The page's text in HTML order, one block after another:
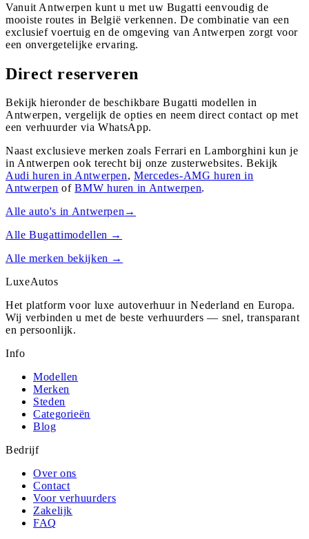
Vanuit Antwerpen kunt u met uw Bugatti eenvoudig de
mooiste routes in België verkennen. De combinatie van een
exclusief voertuig en de omgeving van Antwerpen zorgt voor
een onvergetelijke ervaring.
Direct reserveren
Bekijk hieronder de beschikbare Bugatti modellen in
Antwerpen, vergelijk de opties en neem direct contact op met
een verhuurder via WhatsApp.
Naast exclusieve merken zoals Ferrari en Lamborghini kun je
in Antwerpen ook terecht bij onze zusterwebsites. Bekijk
Audi huren in Antwerpen,Mercedes-AMG huren in
Antwerpen ofBMW huren in Antwerpen.
Alle auto's in Antwerpen→
AlleBugattimodellen →
Alle merken bekijken →
LuxeAutos
Het platform voor luxe autoverhuur in Nederland en Europa.
Wij verbinden u met de beste verhuurders — snel, transparant
en persoonlijk.
Info
Modellen
Merken
Steden
Categorieën
Blog
Bedrijf
Over ons
Contact
Voor verhuurders
Zakelijk
FAQ